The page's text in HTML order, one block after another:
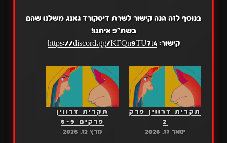
בנוסף לזה הנה קישור לשרת דיסקורד גאנג משלנו שהם
בשת"פ איתנו!
קישור:https://discord.gg/KFQn9TU7t4
תקרית דרווין פרק
2
ינואר 17, 2026
תקרית דרווין
פרקים 6-9
מרץ 12, 2026